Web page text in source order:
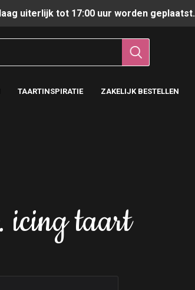
uiterlijk tot 17:00 uur worden geplaatst.
TAARTINSPIRATIE ZAKELIJK BESTELLEN
icing taart